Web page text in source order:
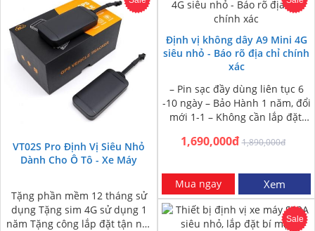
VT02S Pro Định Vị Siêu Nhỏ
Dành Cho Ô Tô - Xe Máy
Tặng phần mềm 12 tháng sử
dụng Tặng sim 4G sử dụng 1
năm Tặng công lắp đặt tận nơi
Định vị không dây A9 Mini 4G
siêu nhỏ - Báo rõ địa chỉ chính
xác
– Pin sạc đầy dùng liên tục 6
-10 ngày – Bảo Hành 1 năm, đổi
mới 1-1 – Không cần lắp đặt,
1,690,000đ 1,890,000đ
Mua ngay Xem
Sale